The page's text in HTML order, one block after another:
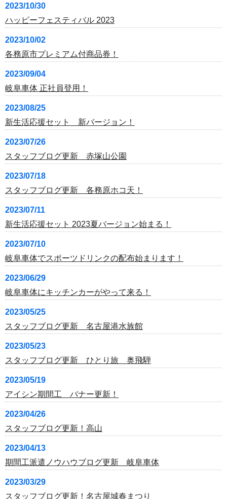
2023/10/30
ハッピーフェスティバル 2023
2023/10/02
各務原市プレミアム付商品券！
2023/09/04
岐阜車体 正社員登用！
2023/08/25
新生活応援セット 新バージョン！
2023/07/26
スタッフブログ更新 赤塚山公園
2023/07/18
スタッフブログ更新 各務原ホコ天！
2023/07/11
新生活応援セット 2023夏バージョン始まる！
2023/07/10
岐阜車体でスポーツドリンクの配布始まります！
2023/06/29
岐阜車体にキッチンカーがやって来る！
2023/05/25
スタッフブログ更新 名古屋港水族館
2023/05/23
スタッフブログ更新 ひとり旅 奥飛騨
2023/05/19
アイシン期間工 バナー更新！
2023/04/26
スタッフブログ更新！高山
2023/04/13
期間工派遣ノウハウブログ更新 岐阜車体
2023/03/29
スタッフブログ更新！名古屋城春まつり